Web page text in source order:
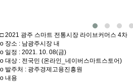
□ 2021 광주 스마트 전통시장 라이브커머스 4차
o 장소 : 남광주시장 내
o 일정 : 2021. 10. 08(금)
o 대상 : 전국민 (온라인_네이버스마트스토어)
o 발주처 : 광주경제고용진흥원
o 내용